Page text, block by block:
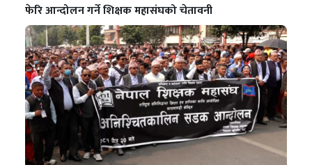
फेरि आन्दोलन गर्ने शिक्षक महासंघको चेतावनी